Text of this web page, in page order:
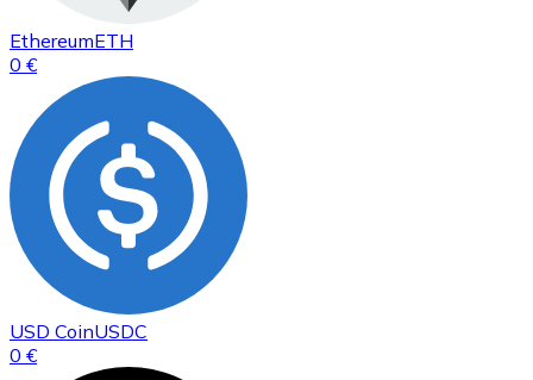
EthereumETH
0 €
USD CoinUSDC
0 €